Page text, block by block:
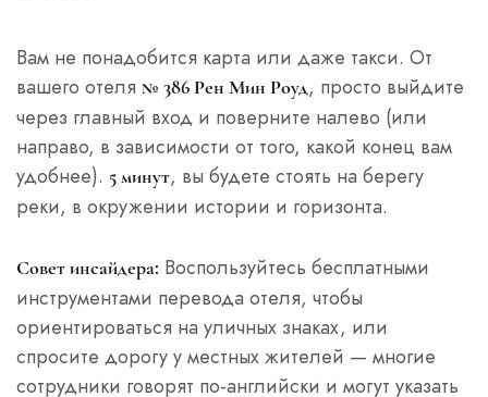
Вам не понадобится карта или даже такси. От
вашего отеля № 386 Рен Мин Роуд, просто выйдите
через главный вход и поверните налево (или
направо, в зависимости от того, какой конец вам
удобнее). 5 минут, вы будете стоять на берегу
реки, в окружении истории и горизонта.
Совет инсайдера: Воспользуйтесь бесплатными
инструментами перевода отеля, чтобы
ориентироваться на уличных знаках, или
спросите дорогу у местных жителей — многие
сотрудники говорят по-английски и могут указать